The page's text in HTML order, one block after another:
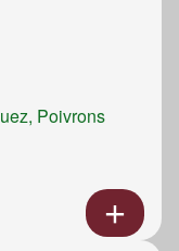
Poivrons